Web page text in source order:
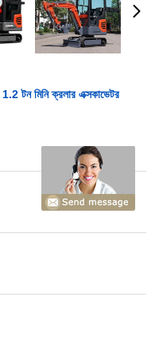
টন মিনি ক্রলার এক্সকাভেটর